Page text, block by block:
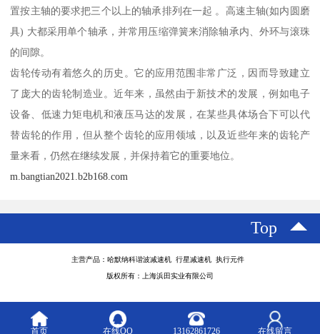
置按主轴的要求把三个以上的轴承排列在一起 。高速主轴(如内圆磨
具) 大都采用单个轴承，并常用压缩弹簧来消除轴承内、外环与滚珠
的间隙。
齿轮传动有着悠久的历史。它的应用范围非常广泛，因而导致建立
了庞大的齿轮制造业。近年来，虽然由于新技术的发展，例如电子
设备、低速力矩电机和液压马达的发展，在某些具体场合下可以代
替齿轮的作用，但从整个齿轮的应用领域，以及近些年来的齿轮产
量来看，仍然在继续发展，并保持着它的重要地位。
m.bangtian2021.b2b168.com
Top
主营产品：哈默纳科谐波减速机 行星减速机 执行元件
版权所有：上海浜田实业有限公司
首页 在线QQ 13162861726 在线留言